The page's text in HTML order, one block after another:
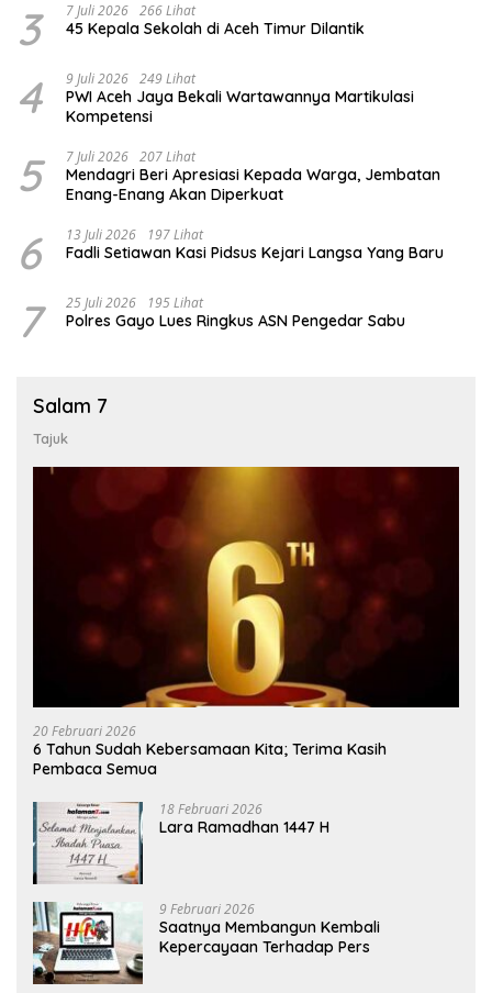
3 7 Juli 2026 266 Lihat
45 Kepala Sekolah di Aceh Timur Dilantik
4 9 Juli 2026 249 Lihat
PWI Aceh Jaya Bekali Wartawannya Martikulasi
Kompetensi
5 7 Juli 2026 207 Lihat
Mendagri Beri Apresiasi Kepada Warga, Jembatan
Enang-Enang Akan Diperkuat
6 13 Juli 2026 197 Lihat
Fadli Setiawan Kasi Pidsus Kejari Langsa Yang Baru
7 25 Juli 2026 195 Lihat
Polres Gayo Lues Ringkus ASN Pengedar Sabu
Salam 7
Tajuk
20 Februari 2026
6 Tahun Sudah Kebersamaan Kita; Terima Kasih
Pembaca Semua
18 Februari 2026
Lara Ramadhan 1447 H
9 Februari 2026
Saatnya Membangun Kembali
Kepercayaan Terhadap Pers